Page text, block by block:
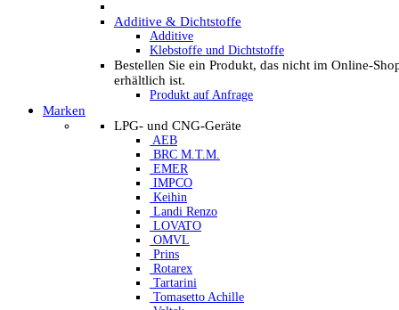
Additive & Dichtstoffe
Additive
Klebstoffe und Dichtstoffe
Bestellen Sie ein Produkt, das nicht im Online-
erhältlich ist.
Produkt auf Anfrage
Marken
LPG- und CNG-Geräte
AEB
BRC M.T.M.
EMER
IMPCO
Keihin
Landi Renzo
LOVATO
OMVL
Prins
Rotarex
Tartarini
Tomasetto Achille